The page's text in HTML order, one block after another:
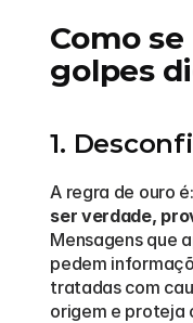
Como
golpes
1.
A regra de ouro é:
ser verdade,
Mensagens que
pedem
tratadas com
origem e proteja